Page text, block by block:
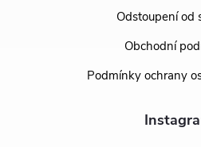
Odstoupení od
Obchodní
Podmínky ochrany